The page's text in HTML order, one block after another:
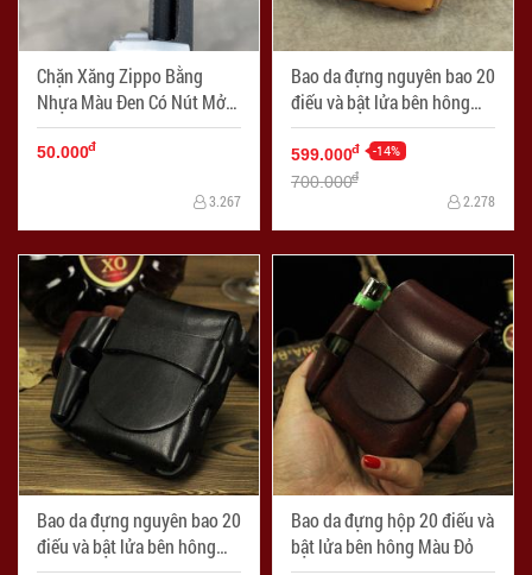
Chặn Xăng Zippo Bằng
Nhựa Màu Đen Có Nút Mở
Xăng
50.000đ
3.267
Bao da đựng nguyên bao 20
điếu và bật lửa bên hông
Màu Da
599.000đ -14%
700.000đ
2.278
Bao da đựng nguyên bao 20
điếu và bật lửa bên hông
Bao da đựng hộp 20 điếu và
bật lửa bên hông Màu Đỏ